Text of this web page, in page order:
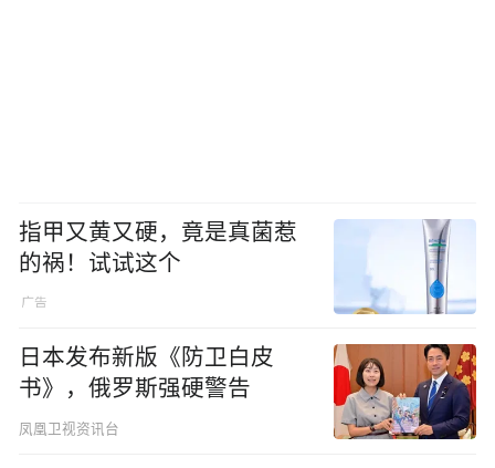
指甲又黄又硬，竟是真菌惹
的祸！试试这个
日本发布新版《防卫白皮
书》，俄罗斯强硬警告
凤凰卫视资讯台